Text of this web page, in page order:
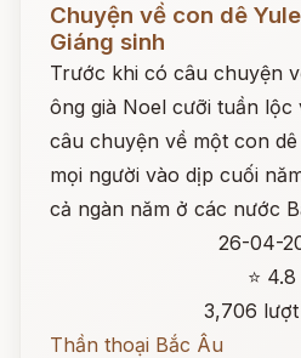
Chuyện về con dê
Giáng sinh
Trước khi có câu chuyện
ông già Noel cưỡi tuần
câu chuyện về một con
mọi người vào dịp cuối
cả ngàn năm ở các nước
26-04-
⭐ 4.8
3,706
Thần thoại Bắc Âu